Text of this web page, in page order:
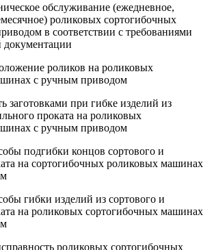
обслуживание (ежедневное,
роликовых сортогибочных
в соответствии с требованиями
документации
роликов на роликовых
с ручным приводом
заготовками при гибке изделий из
проката на роликовых
с ручным приводом
подгибки концов сортового и
на сортогибочных роликовых машинах
гибки изделий из сортового и
на роликовых сортогибочных машинах
роликовых сортогибочных